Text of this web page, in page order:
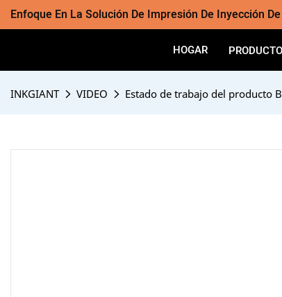
Enfoque En La Solución De Impresión De Inyección
HOGAR
INKGIANT VIDEO Estado de trabajo del producto